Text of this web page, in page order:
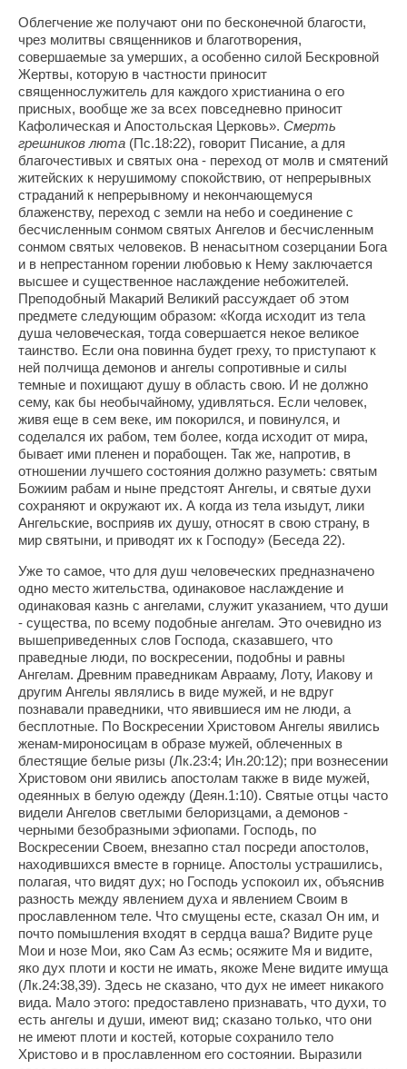
Облегчение же получают они по бесконечной благости,
чрез молитвы священников и благотворения,
совершаемые за умерших, а особенно силой Бескровной
Жертвы, которую в частности приносит
священнослужитель для каждого христианина о его
присных, вообще же за всех повседневно приносит
Кафолическая и Апостольская Церковь». Смерть
грешников люта (Пс.18:22), говорит Писание, а для
благочестивых и святых она - переход от молв и смятений
житейских к нерушимому спокойствию, от непрерывных
страданий к непрерывному и некончающемуся
блаженству, переход с земли на небо и соединение с
бесчисленным сонмом святых Ангелов и бесчисленным
сонмом святых человеков. В ненасытном созерцании Бога
и в непрестанном горении любовью к Нему заключается
высшее и существенное наслаждение небожителей.
Преподобный Макарий Великий рассуждает об этом
предмете следующим образом: «Когда исходит из тела
душа человеческая, тогда совершается некое великое
таинство. Если она повинна будет греху, то приступают к
ней полчища демонов и ангелы сопротивные и силы
темные и похищают душу в область свою. И не должно
сему, как бы необычайному, удивляться. Если человек,
живя еще в сем веке, им покорился, и повинулся, и
соделался их рабом, тем более, когда исходит от мира,
бывает ими пленен и порабощен. Так же, напротив, в
отношении лучшего состояния должно разуметь: святым
Божиим рабам и ныне предстоят Ангелы, и святые духи
сохраняют и окружают их. А когда из тела изыдут, лики
Ангельские, восприяв их душу, относят в свою страну, в
мир святыни, и приводят их к Господу» (Беседа 22).
Уже то самое, что для душ человеческих предназначено
одно место жительства, одинаковое наслаждение и
одинаковая казнь с ангелами, служит указанием, что души
- существа, по всему подобные ангелам. Это очевидно из
вышеприведенных слов Господа, сказавшего, что
праведные люди, по воскресении, подобны и равны
Ангелам. Древним праведникам Аврааму, Лоту, Иакову и
другим Ангелы являлись в виде мужей, и не вдруг
познавали праведники, что явившиеся им не люди, а
бесплотные. По Воскресении Христовом Ангелы явились
женам-мироносицам в образе мужей, облеченных в
блестящие белые ризы (Лк.23:4; Ин.20:12); при вознесении
Христовом они явились апостолам также в виде мужей,
одеянных в белую одежду (Деян.1:10). Святые отцы часто
видели Ангелов светлыми белоризцами, а демонов -
черными безобразными эфиопами. Господь, по
Воскресении Своем, внезапно стал посреди апостолов,
находившихся вместе в горнице. Апостолы устрашились,
полагая, что видят дух; но Господь успокоил их, объяснив
разность между явлением духа и явлением Своим в
прославленном теле. Что смущены есте, сказал Он им, и
почто помышления входят в сердца ваша? Видите руце
Мои и нозе Мои, яко Сам Аз есмь; осяжите Мя и видите,
яко дух плоти и кости не имать, якоже Мене видите имуща
(Лк.24:38,39). Здесь не сказано, что дух не имеет никакого
вида. Мало этого: предоставлено признавать, что духи, то
есть ангелы и души, имеют вид; сказано только, что они
не имеют плоти и костей, которые сохранило тело
Христово и в прославленном его состоянии. Выразили